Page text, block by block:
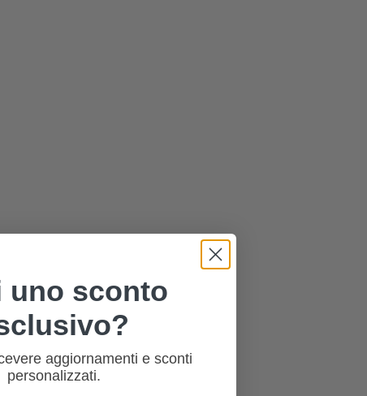
uno sconto
aggiornamenti e sconti
personalizzati.